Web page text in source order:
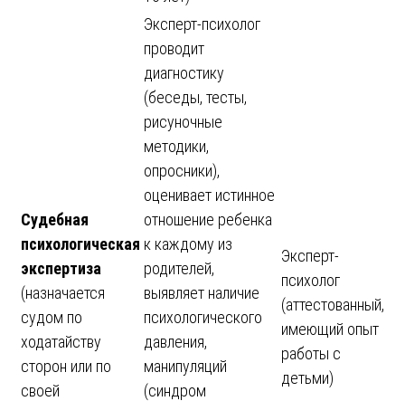
Судебная
психологическая
экспертиза
(назначается
судом по
ходатайству
сторон или по
своей
Эксперт-психолог
проводит
диагностику
(беседы, тесты,
рисуночные
методики,
опросники),
оценивает истинное
отношение ребенка
к каждому из
родителей,
выявляет наличие
психологического
давления,
манипуляций
(синдром
Эксперт-
психолог
(аттестованный,
имеющий опыт
работы с
детьми)